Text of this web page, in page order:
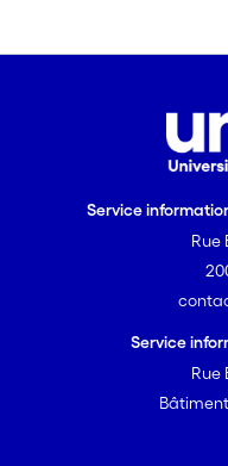
Service
Rue
Service
Rue